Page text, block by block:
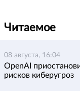
Читаемое
08 августа, 16:04
OpenAI
рисков киберугроз